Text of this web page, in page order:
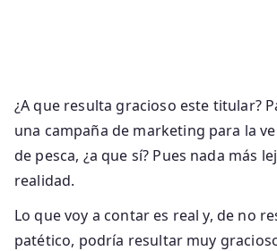
¿A que resulta gracioso este titular?
una campaña de marketing para la
de pesca, ¿a que sí? Pues nada más
realidad.
Lo que voy a contar es real y, de no
patético, podría resultar muy